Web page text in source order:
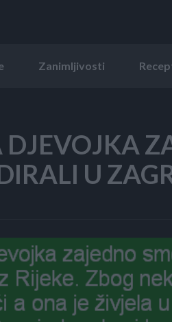
Zanimljivosti
DJEVOJKA
U